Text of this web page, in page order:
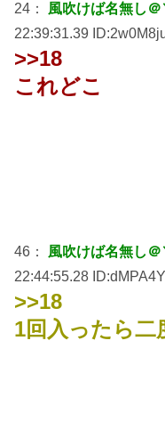
24： 風吹けば名無し
22:39:31.39
>>18
これどこ
46： 風吹けば名無し
22:44:55.28
>>18
1回入ったら二